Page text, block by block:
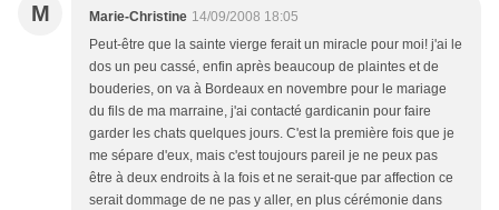
M Marie-Christine 14/09/2008 18:05
Peut-être que la sainte vierge ferait un miracle pour moi! j'ai le
dos un peu cassé, enfin après beaucoup de plaintes et de
bouderies, on va à Bordeaux en novembre pour le mariage
du fils de ma marraine, j'ai contacté gardicanin pour faire
garder les chats quelques jours. C'est la première fois que je
me sépare d'eux, mais c'est toujours pareil je ne peux pas
être à deux endroits à la fois et ne serait-que par affection ce
serait dommage de ne pas y aller, en plus cérémonie dans